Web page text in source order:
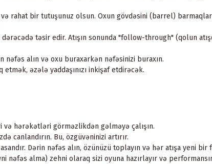
rahat bir tutuşunuz olsun. Oxun gövdəsini (barrel)
təsir edir. Atışın sonunda "follow-through" (qolun
nəfəs alın və oxu buraxarkən nəfəsinizi buraxın.
əzələ yaddaşınızı inkişaf etdirəcək.
və hərəkətləri görməzlikdən gəlməyə çalışın.
canlandırın. Bu, özgüvəninizi artırır.
Dərin nəfəs alın, özünüzü toplayın və hər atışa yeni bir
alma) zehni olaraq sizi oyuna hazırlayır və